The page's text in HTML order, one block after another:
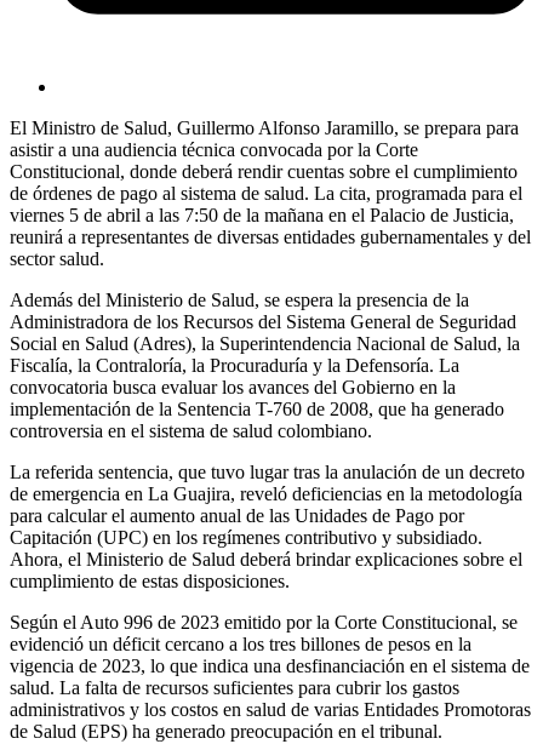
El Ministro de Salud, Guillermo Alfonso Jaramillo, se prepara para
asistir a una audiencia técnica convocada por la Corte
Constitucional, donde deberá rendir cuentas sobre el cumplimiento
de órdenes de pago al sistema de salud. La cita, programada para el
viernes 5 de abril a las 7:50 de la mañana en el Palacio de Justicia,
reunirá a representantes de diversas entidades gubernamentales y del
sector salud.
Además del Ministerio de Salud, se espera la presencia de la
Administradora de los Recursos del Sistema General de Seguridad
Social en Salud (Adres), la Superintendencia Nacional de Salud, la
Fiscalía, la Contraloría, la Procuraduría y la Defensoría. La
convocatoria busca evaluar los avances del Gobierno en la
implementación de la Sentencia T-760 de 2008, que ha generado
controversia en el sistema de salud colombiano.
La referida sentencia, que tuvo lugar tras la anulación de un decreto
de emergencia en La Guajira, reveló deficiencias en la metodología
para calcular el aumento anual de las Unidades de Pago por
Capitación (UPC) en los regímenes contributivo y subsidiado.
Ahora, el Ministerio de Salud deberá brindar explicaciones sobre el
cumplimiento de estas disposiciones.
Según el Auto 996 de 2023 emitido por la Corte Constitucional, se
evidenció un déficit cercano a los tres billones de pesos en la
vigencia de 2023, lo que indica una desfinanciación en el sistema de
salud. La falta de recursos suficientes para cubrir los gastos
administrativos y los costos en salud de varias Entidades Promotoras
de Salud (EPS) ha generado preocupación en el tribunal.